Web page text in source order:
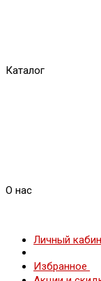
Каталог
О нас
Личный
Избранное